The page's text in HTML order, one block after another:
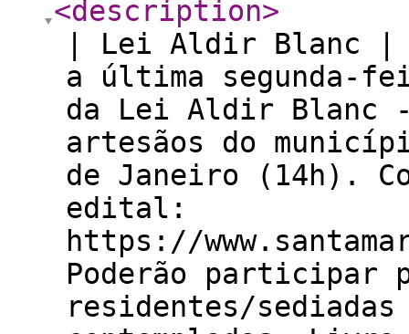
<description>
| Lei Aldir Blanc |
a última segunda-
da Lei Aldir Blanc
artesãos do
de Janeiro (14h).
edital:
https://
Poderão participar
residentes/